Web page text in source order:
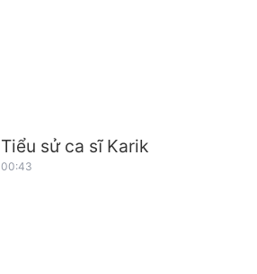
Tiểu sử ca sĩ Karik
00:43